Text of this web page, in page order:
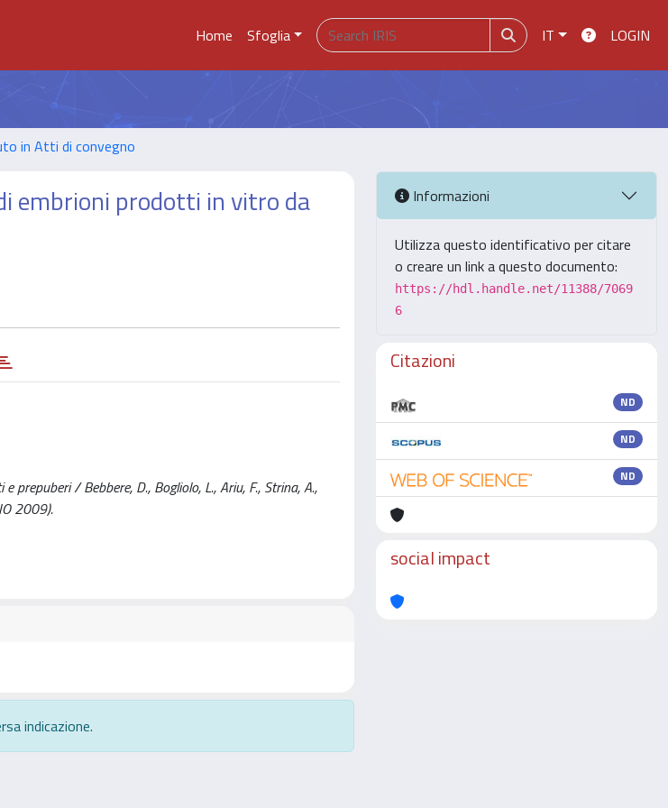
Home Sfoglia IT LOGIN
in Atti di convegno
embrioni prodotti in vitro da
/ Bebbere, D., Bogliolo, L., Ariu, F., Strina, A.,
2009).
indicazione.
Informazioni
Utilizza questo identificativo per citare
o creare un link a questo documento:
https://hdl.handle.net/11388/7069
6
Citazioni
ND
ND
ND
social impact